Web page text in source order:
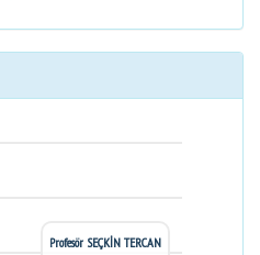
Profesör SEÇKİN TERCAN